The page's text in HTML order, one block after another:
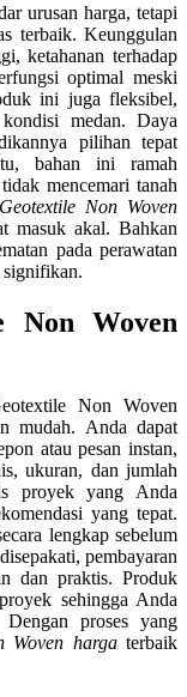
urusan harga, tetapi
terbaik. Keunggulan
ketahanan terhadap
optimal meski
ini juga fleksibel,
medan. Daya
pilihan tepat
bahan ini ramah
mencemari tanah
Geotextile Non Woven
masuk akal. Bahkan
pada perawatan
signifikan.
Non Woven
Non Woven
mudah. Anda dapat
atau pesan instan,
ukuran, dan jumlah
proyek yang Anda
yang tepat.
lengkap sebelum
pembayaran
dan praktis. Produk
sehingga Anda
proses yang
Woven hargaterbaik